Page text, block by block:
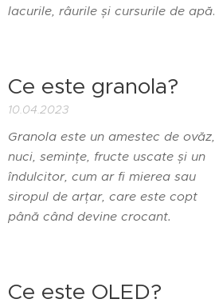
lacurile, râurile și cursurile de apă.
Ce este granola?
10.04.2023
Granola este un amestec de ovăz,
nuci, semințe, fructe uscate și un
îndulcitor, cum ar fi mierea sau
siropul de arțar, care este copt
până când devine crocant.
Ce este OLED?